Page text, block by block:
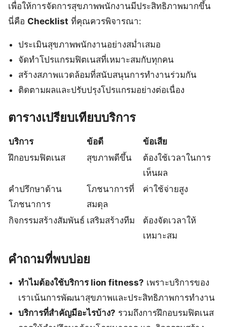
เพื่อให้การจัดการสุขภาพพนักงานมีประสิทธิภาพมากขึ้น
นี่คือ Checklist ที่คุณควรพิจารณา:
ประเมินสุขภาพพนักงานอย่างสม่ำเสมอ
จัดทำโปรแกรมฟิตเนสที่เหมาะสมกับทุกคน
สร้างสภาพแวดล้อมที่สนับสนุนการทำงานร่วมกัน
ติดตามผลและปรับปรุงโปรแกรมอย่างต่อเนื่อง
ตารางเปรียบเทียบบริการ
บริการ ข้อดี
ข้อเสีย
ฝึกอบรมฟิตเนส
สุขภาพดีขึ้น
ต้องใช้เวลาในการ
เห็นผล
คำปรึกษาด้าน
โภชนาการ
โภชนาการที่
สมดุล
ค่าใช้จ่ายสูง
กิจกรรมสร้างสัมพันธ์ เสริมสร้างทีม
ต้องจัดเวลาให้
เหมาะสม
คำถามที่พบบ่อย
ทำไมต้องใช้บริการ lion fitness? เพราะบริการของ
เราเน้นการพัฒนาสุขภาพและประสิทธิภาพการทำงาน
บริการที่สำคัญมีอะไรบ้าง? รวมถึงการฝึกอบรมฟิตเนส